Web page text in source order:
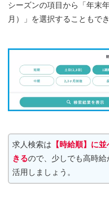
シーズンの項目から「年末
月）」を選択することもでき
求人検索は 【時給順】に
きるので、少しでも高時給
活用しましょう。